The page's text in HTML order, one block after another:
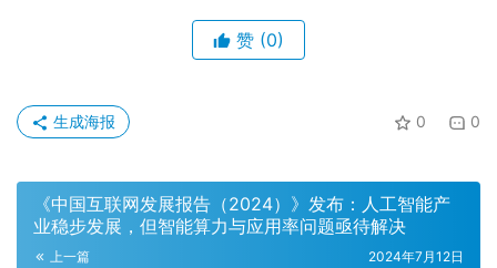
赞 (0)
0 0
生成海报
《中国互联网发展报告（2024）》发布：人工智能产
业稳步发展，但智能算力与应用率问题亟待解决
上一篇 2024年7月12日